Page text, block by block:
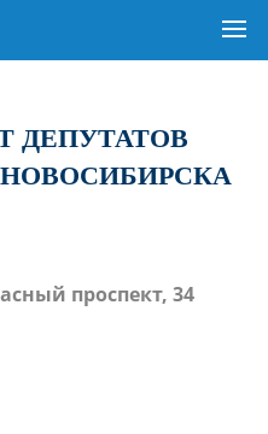
ДЕПУТАТОВ
проспект, 34